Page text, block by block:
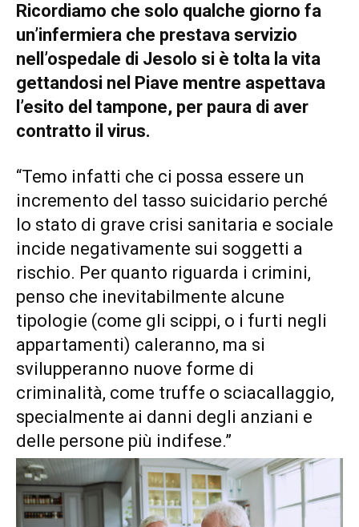
Ricordiamo che solo qualche giorno fa
un’infermiera che prestava servizio
nell’ospedale di Jesolo si è tolta la vita
gettandosi nel Piave mentre aspettava
l’esito del tampone, per paura di aver
contratto il virus.
“Temo infatti che ci possa essere un
incremento del tasso suicidario perché
lo stato di grave crisi sanitaria e sociale
incide negativamente sui soggetti a
rischio. Per quanto riguarda i crimini,
penso che inevitabilmente alcune
tipologie (come gli scippi, o i furti negli
appartamenti) caleranno, ma si
svilupperanno nuove forme di
criminalità, come truffe o sciacallaggio,
specialmente ai danni degli anziani e
delle persone più indifese.”